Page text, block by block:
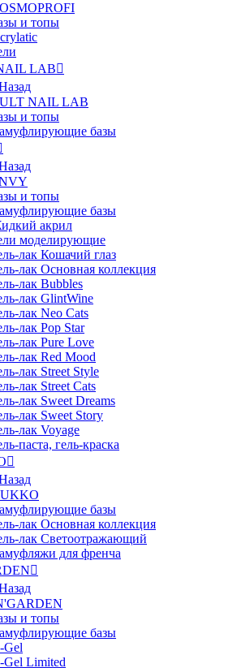
и топы
LAB
NAIL LAB
и топы
базы
и топы
базы
акрил
моделирующие
лак Кошачий глаз
лак Основная коллекция
лак Bubbles
лак GlintWine
лак Neo Cats
лак Pop Star
лак Pure Love
лак Red Mood
лак Street Style
лак Street Cats
лак Sweet Dreams
лак Sweet Story
лак Voyage
паста, гель-краска
базы
лак Основная коллекция
лак Светоотражающий
для френча
и топы
базы
Gel
Gel Limited